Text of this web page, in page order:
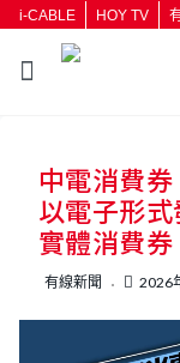
i-CABLE HOY TV
中電消費
以電子形
實體消費券
有線新聞 2026